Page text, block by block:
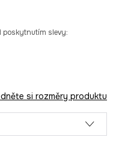
poskytnutím slevy:
si rozměry produktu